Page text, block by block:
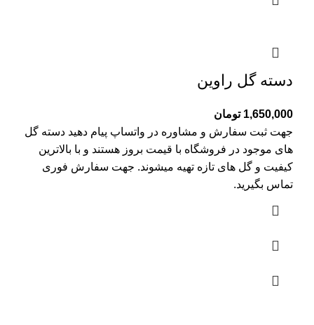
دسته گل راوین
1,650,000 تومان
جهت ثبت سفارش و مشاوره در واتساپ پیام دهید دسته گل
های موجود در فروشگاه با قیمت بروز هستند و با بالاترین
کیفیت و گل های تازه تهیه میشوند. جهت سفارش فوری
تماس بگیرید.